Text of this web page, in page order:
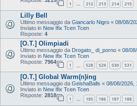
1 … 212 213 214 215
Lilly Bell
Ultimo messaggio da Giancarlo Nigro « 08/08/
Inviato in New Ifix Tcen Tcen
Risposte: 4
[O.T.] Olimpiadi
Ultimo messaggio da Drogato_ di_porno « 08/
Inviato in New Ifix Tcen Tcen
Risposte: 7964
1 528 529 530 531
[O.T.] Global Warm(n)ing
Ultimo messaggio da GeishaBalls « 08/08/2026,
Inviato in New Ifix Tcen Tcen
Risposte: 2818
1 … 185 186 187 188